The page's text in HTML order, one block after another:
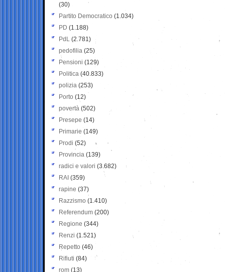
(30)
Partito Democratico (1.034)
PD (1.188)
PdL (2.781)
pedofilia (25)
Pensioni (129)
Politica (40.833)
polizia (253)
Porto (12)
povertà (502)
Presepe (14)
Primarie (149)
Prodi (52)
Provincia (139)
radici e valori (3.682)
RAI (359)
rapine (37)
Razzismo (1.410)
Referendum (200)
Regione (344)
Renzi (1.521)
Repetto (46)
Rifiuti (84)
rom (13)